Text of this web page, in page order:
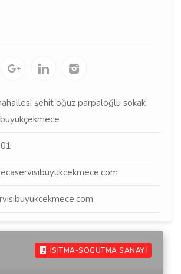
şehit oğuz parpaloğlu sokak
ISITMA-SOGUTMA SANAYİ